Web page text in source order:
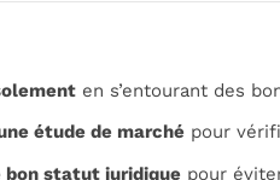
en s’entourant des
étude de marché pour
bon statut juridique pour